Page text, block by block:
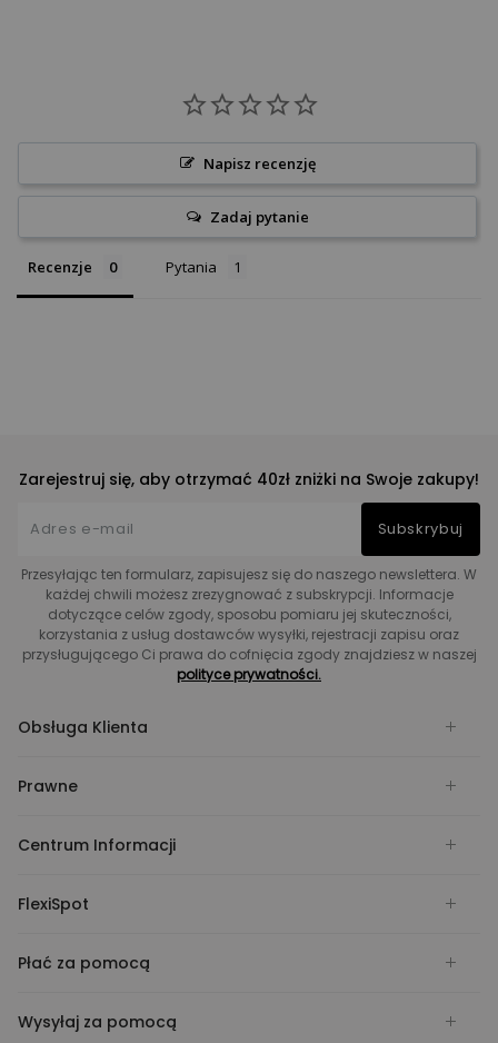
Napisz recenzję
Zadaj pytanie
Recenzje Pytania
Zarejestruj się, aby otrzymać 40zł zniżki na Swoje zakupy!
Subskrybuj
Przesyłając ten formularz, zapisujesz się do naszego newslettera. W
każdej chwili możesz zrezygnować z subskrypcji. Informacje
dotyczące celów zgody, sposobu pomiaru jej skuteczności,
korzystania z usług dostawców wysyłki, rejestracji zapisu oraz
przysługującego Ci prawa do cofnięcia zgody znajdziesz w naszej
polityce prywatności.
Obsługa Klienta
Prawne
Centrum Informacji
FlexiSpot
Płać za pomocą
Wysyłaj za pomocą